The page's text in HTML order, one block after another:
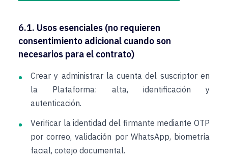
6.1. Usos esenciales (no requieren
consentimiento adicional cuando son
necesarios para el contrato)
Crear y administrar la cuenta del suscriptor en
la Plataforma: alta, identificación y
autenticación.
Verificar la identidad del firmante mediante OTP
por correo, validación por WhatsApp, biometría
facial, cotejo documental.